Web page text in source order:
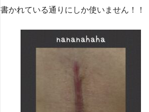
書かれている通りにしか使いません！！